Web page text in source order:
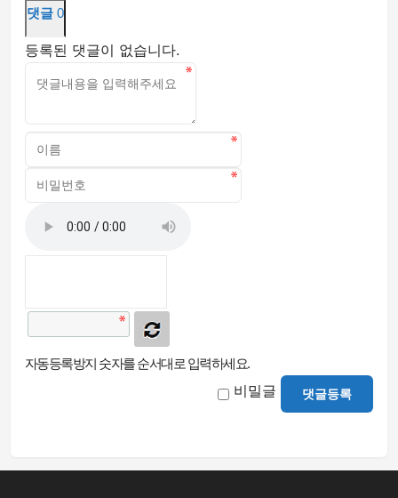
댓글 0
등록된 댓글이 없습니다.
자동등록방지 숫자를 순서대로 입력하세요.
비밀글 댓글등록